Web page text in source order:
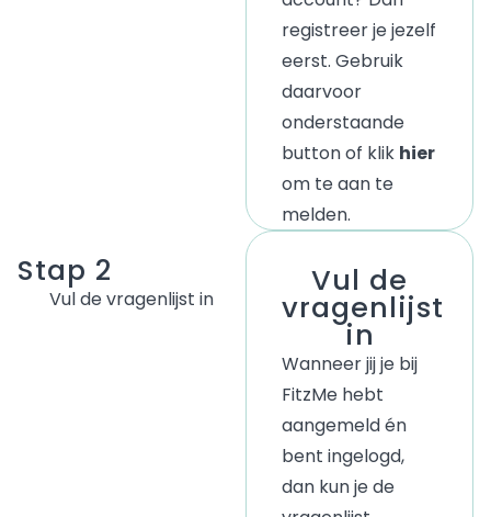
registreer je jezelf
eerst. Gebruik
daarvoor
onderstaande
button of klik hier
om te aan te
melden.
Stap 2
Vul de vragenlijst in Vul de
vragenlijst
in
Wanneer jij je bij
FitzMe hebt
aangemeld én
bent ingelogd,
dan kun je de